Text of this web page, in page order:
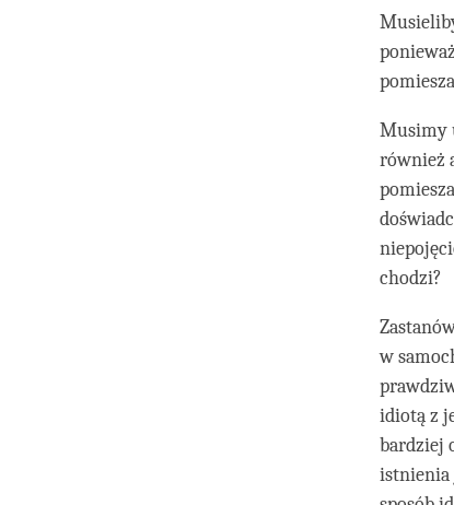
Musimy
również
chodzi?
w
idiotą z
bardziej
istnienia